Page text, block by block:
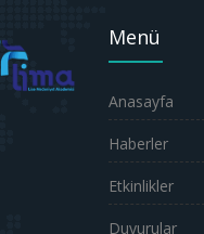
Menü
Anasayfa
Haberler
Etkinlikler
Duyurular